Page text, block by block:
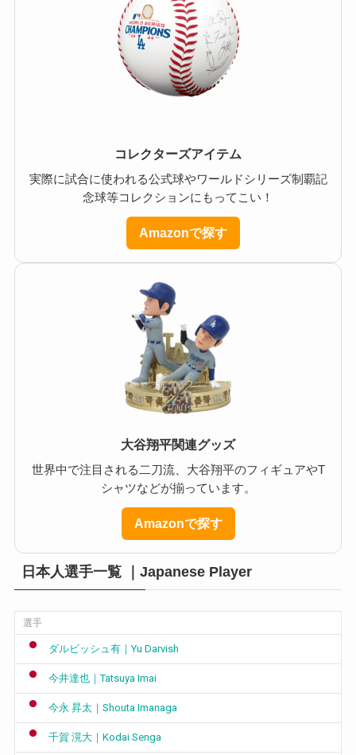
コレクターズアイテム
実際に試合に使われる公式球やワールドシリーズ制覇記
念球等コレクションにもってこい！
Amazonで探す
大谷翔平関連グッズ
世界中で注目される二刀流、大谷翔平のフィギュアやT
シャツなどが揃っています。
Amazonで探す
日本人選手一覧 ｜Japanese Player
選手
ダルビッシュ有｜Yu Darvish
今井達也｜Tatsuya Imai
今永 昇太｜Shouta Imanaga
千賀 滉大｜Kodai Senga